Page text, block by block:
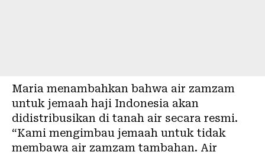
Maria menambahkan bahwa air zamzam
untuk jemaah haji Indonesia akan
didistribusikan di tanah air secara resmi.
“Kami mengimbau jemaah untuk tidak
membawa air zamzam tambahan. Air